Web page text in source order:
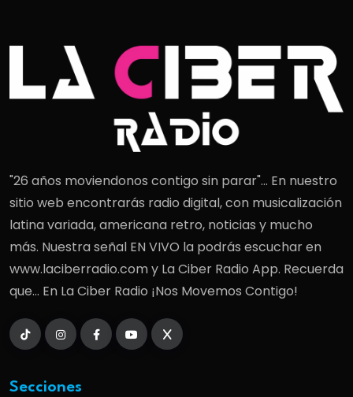
"26 años moviendonos contigo sin parar"... En nuestro
sitio web encontrarás radio digital, con musicalización
latina variada, americana retro, noticias y mucho
más. Nuestra señal EN VIVO la podrás escuchar en
www.laciberradio.com y La Ciber Radio App. Recuerda
que... En La Ciber Radio ¡Nos Movemos Contigo!
Secciones